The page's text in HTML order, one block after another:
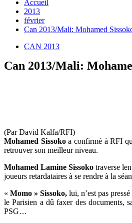
Accueil
2013
février
Can 2013/Mali: Mohamed
CAN 2013
Can 2013/Mali:
(Par David Kalfa/RFI)
Mohamed Sissokoa confirmé à RFI
retrouver son meilleur niveau.
Mohamed Lamine Sissoko traverse
joueurs retardataires à se rendre à la
«Momo » Sissoko, lui, n’est pas
le Parisien a dû faxer des documents,
PSG…